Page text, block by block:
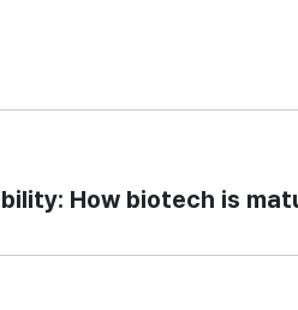
How biotech is